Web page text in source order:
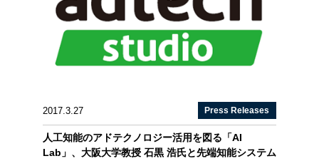
2017.3.27 Press Releases
人工知能のアドテクノロジー活用を図る「AI
Lab」、大阪大学教授 石黒 浩氏と先端知能システム